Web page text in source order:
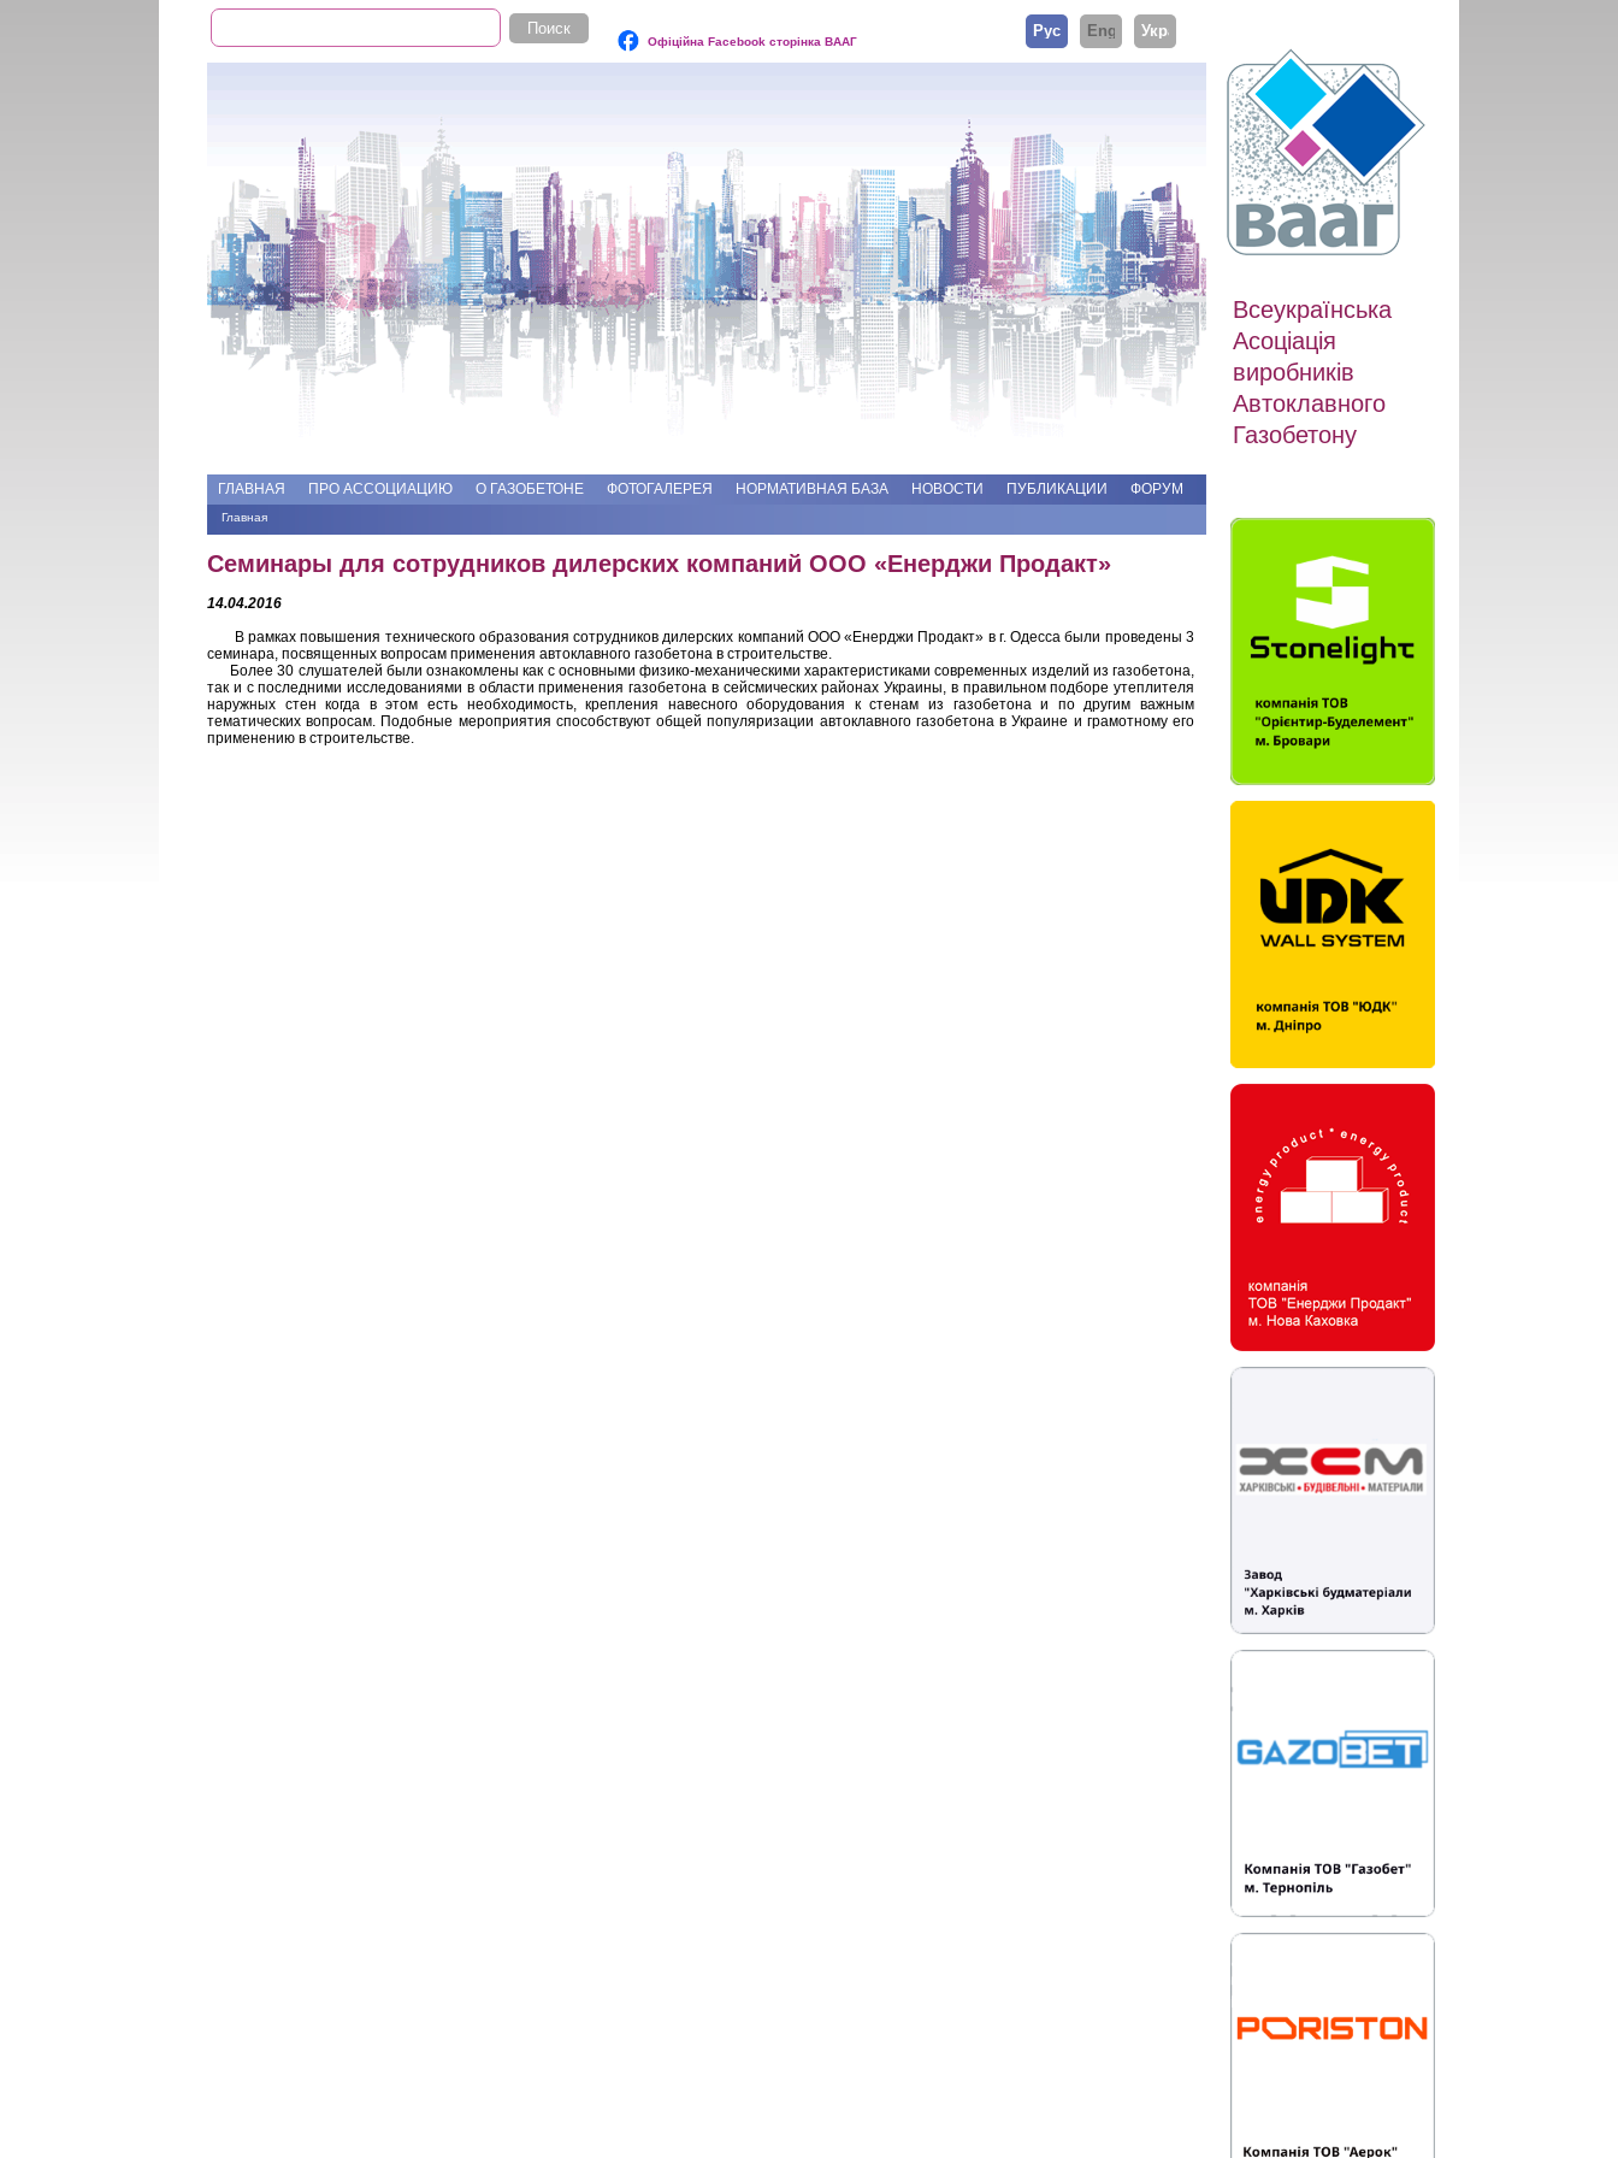
Форма поиска
Поиск
Офіційна Facebook сторінка ВААГ
РусскийEnglishУкраїнська
Всеукраїнська
Асоціація
виробників
Автоклавного
Газобетону
ГЛАВНАЯ ПРО АССОЦИАЦИЮ О ГАЗОБЕТОНЕ ФОТОГАЛЕРЕЯ НОРМАТИВНАЯ БАЗА НОВОСТИ ПУБЛИКАЦИИ ФОРУМ
Вы здесь
Главная
Семинары для сотрудников дилерских компаний ООО «Енерджи Продакт»
14.04.2016
В рамках повышения технического образования сотрудников дилерских компаний ООО «Енерджи Продакт» в г. Одесса были проведены 3
семинара, посвященных вопросам применения автоклавного газобетона в строительстве.
Более 30 слушателей были ознакомлены как с основными физико-механическими характеристиками современных изделий из газобетона,
так и с последними исследованиями в области применения газобетона в сейсмических районах Украины, в правильном подборе утеплителя
наружных стен когда в этом есть необходимость, крепления навесного оборудования к стенам из газобетона и по другим важным
тематических вопросам. Подобные мероприятия способствуют общей популяризации автоклавного газобетона в Украине и грамотному его
применению в строительстве.